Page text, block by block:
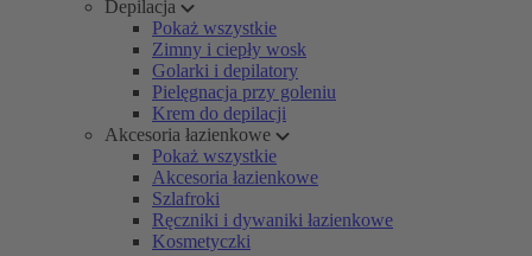
Depilacja
Pokaż wszystkie
Zimny i ciepły wosk
Golarki i depilatory
Pielęgnacja przy goleniu
Krem do depilacji
Akcesoria łazienkowe
Pokaż wszystkie
Akcesoria łazienkowe
Szlafroki
Ręczniki i dywaniki łazienkowe
Kosmetyczki